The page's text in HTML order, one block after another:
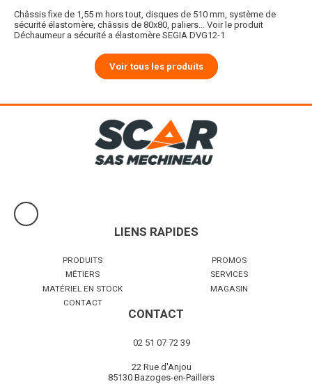
Châssis fixe de 1,55 m hors tout, disques de 510 mm, système de
sécurité élastomère, châssis de 80x80, paliers... Voir le produit
Déchaumeur a sécurité a élastomère SEGIA DVG12-1
Voir tous les produits
LIENS RAPIDES
PRODUITS
PROMOS
MÉTIERS
SERVICES
MATÉRIEL EN STOCK
MAGASIN
CONTACT
CONTACT
02 51 07 72 39
22 Rue d'Anjou
85130 Bazoges-en-Paillers